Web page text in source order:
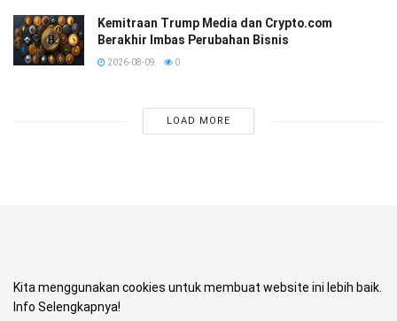
Kemitraan Trump Media dan Crypto.com
Berakhir Imbas Perubahan Bisnis
2026-08-09 0
LOAD MORE
Kita menggunakan cookies untuk membuat website ini lebih baik.
Info Selengkapnya!